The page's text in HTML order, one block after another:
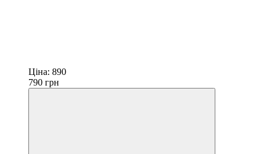
Ціна: 890
790 грн